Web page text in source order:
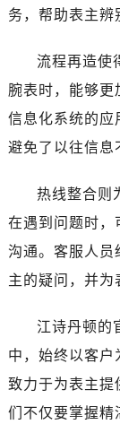
务，帮助表主辨
流程再造使
腕表时，能够更
信息化系统的应
避免了以往信息
热线整合则
在遇到问题时，
沟通。客服人员
主的疑问，并为
江诗丹顿的
中，始终以客户
致力于为表主提
们不仅要掌握精